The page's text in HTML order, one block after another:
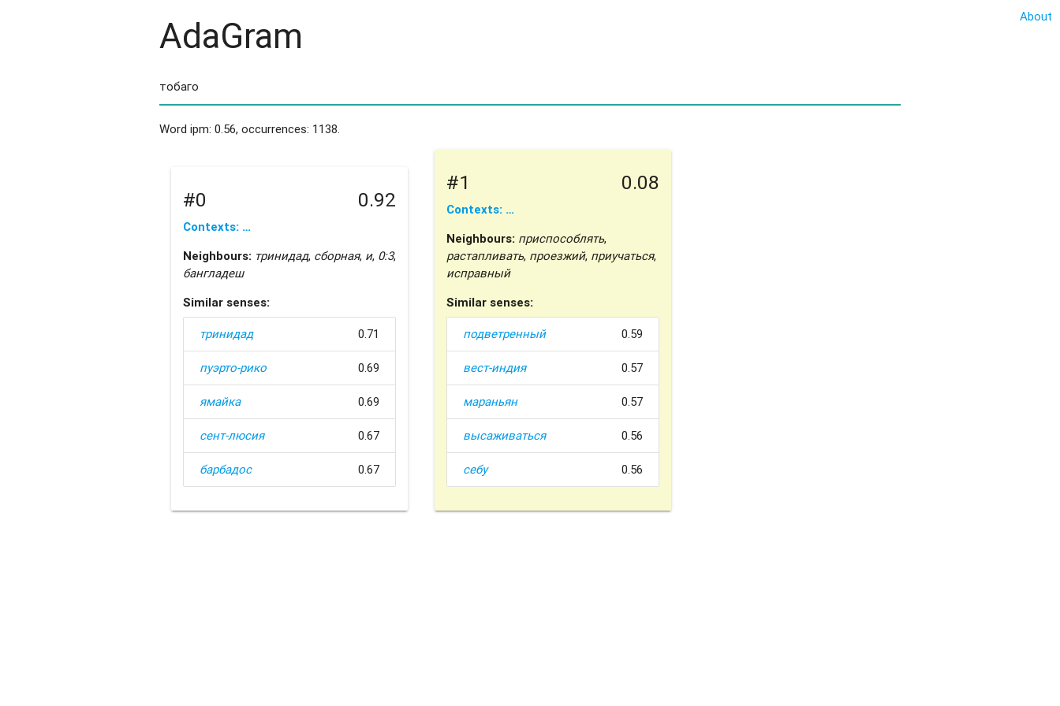
About
AdaGram
Word ipm: 0.56, occurrences: 1138.
#0 0.92
Contexts: …
Neighbours: тринидад, сборная, и, 0:3,
бангладеш
Similar senses:
тринидад 0.71
пуэрто-рико 0.69
ямайка 0.69
сент-люсия 0.67
барбадос 0.67
#1 0.08
Contexts: …
Neighbours: приспособлять,
растапливать, проезжий, приучаться,
исправный
Similar senses:
подветренный 0.59
вест-индия 0.57
мараньян 0.57
высаживаться 0.56
себу 0.56